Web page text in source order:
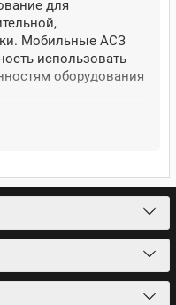
для
Мобильные АСЗ
использовать
оборудования
(Италия);
на перевозку
ЕС и РФ.